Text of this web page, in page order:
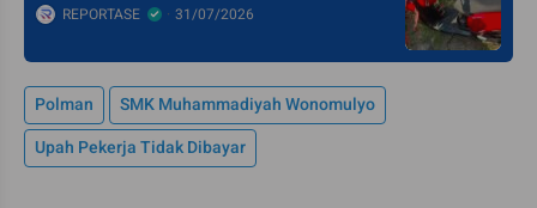
REPORTASE 31/07/2026
Polman
SMK Muhammadiyah Wonomulyo
Upah Pekerja Tidak Dibayar